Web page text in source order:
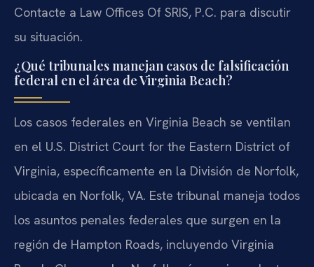
Contacte a Law Offices Of SRIS, P.C. para discutir
su situación.
¿Qué tribunales manejan casos de falsificación
federal en el área de Virginia Beach?
Los casos federales en Virginia Beach se ventilan
en el U.S. District Court for the Eastern District of
Virginia, específicamente en la División de Norfolk,
ubicada en Norfolk, VA. Este tribunal maneja todos
los asuntos penales federales que surgen en la
región de Hampton Roads, incluyendo Virginia